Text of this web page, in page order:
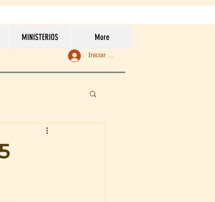
MINISTERIOS More
Iniciar sesión